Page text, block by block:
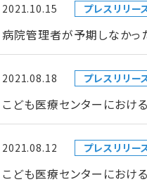
2021.10.15 プレスリリー
病院管理者が予期しなかっ
2021.08.18 プレスリリー
こども医療センターにおけ
2021.08.12 プレスリリー
こども医療センターにおけ